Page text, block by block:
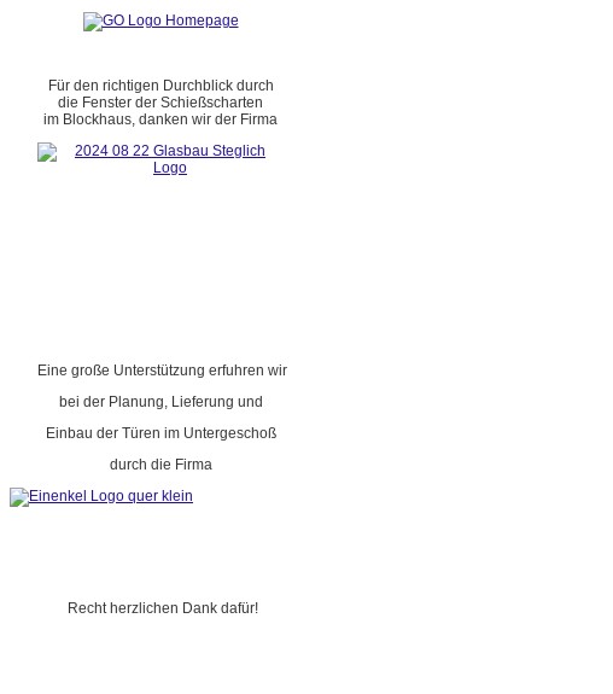
Für den richtigen Durchblick durch
die Fenster der Schießscharten
im Blockhaus, danken wir der Firma
Eine große Unterstützung erfuhren wir
bei der Planung, Lieferung und
Einbau der Türen im Untergeschoß
durch die Firma
Recht herzlichen Dank dafür!